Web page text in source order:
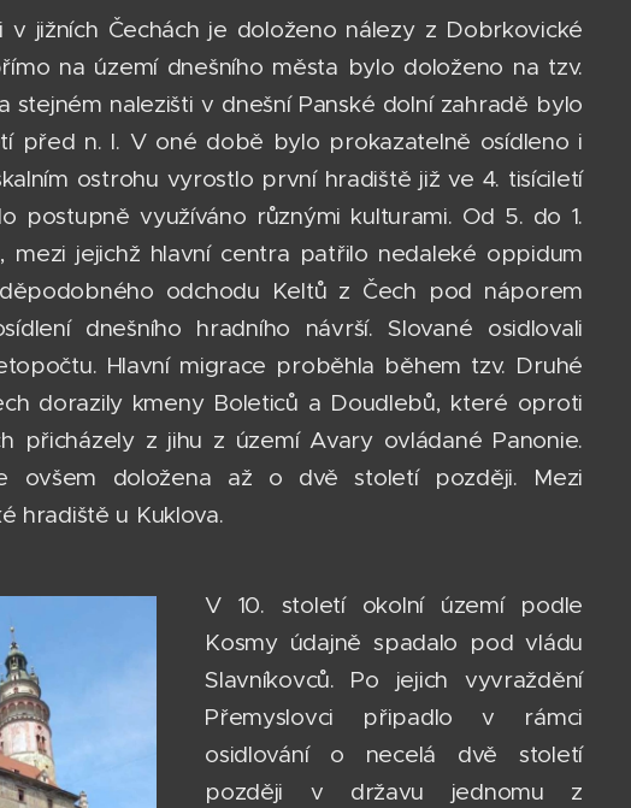
jižních Čechách je doloženo nálezy z Dobrkovické
na území dnešního města bylo doloženo na tzv.
nalezišti v dnešní Panské dolní zahradě bylo
před n. l. V oné době bylo prokazatelně osídleno i
ostrohu vyrostlo první hradiště již ve 4. tisíciletí
využíváno různými kulturami. Od 5. do 1.
jejichž hlavní centra patřilo nedaleké oppidum
odchodu Keltů z Čech pod náporem
dnešního hradního návrší. Slované osidlovali
Hlavní migrace proběhla během tzv. Druhé
dorazily kmeny Boleticů a Doudlebů, které oproti
přicházely z jihu z území Avary ovládané Panonie.
ovšem doložena až o dvě století později. Mezi
hradiště u Kuklova.
V 10. století okolní území podle
Kosmy údajně spadalo pod vládu
Slavníkovců. Po jejich vyvraždění
Přemyslovci připadlo v rámci
osidlování o necelá dvě století
později v državu jednomu z